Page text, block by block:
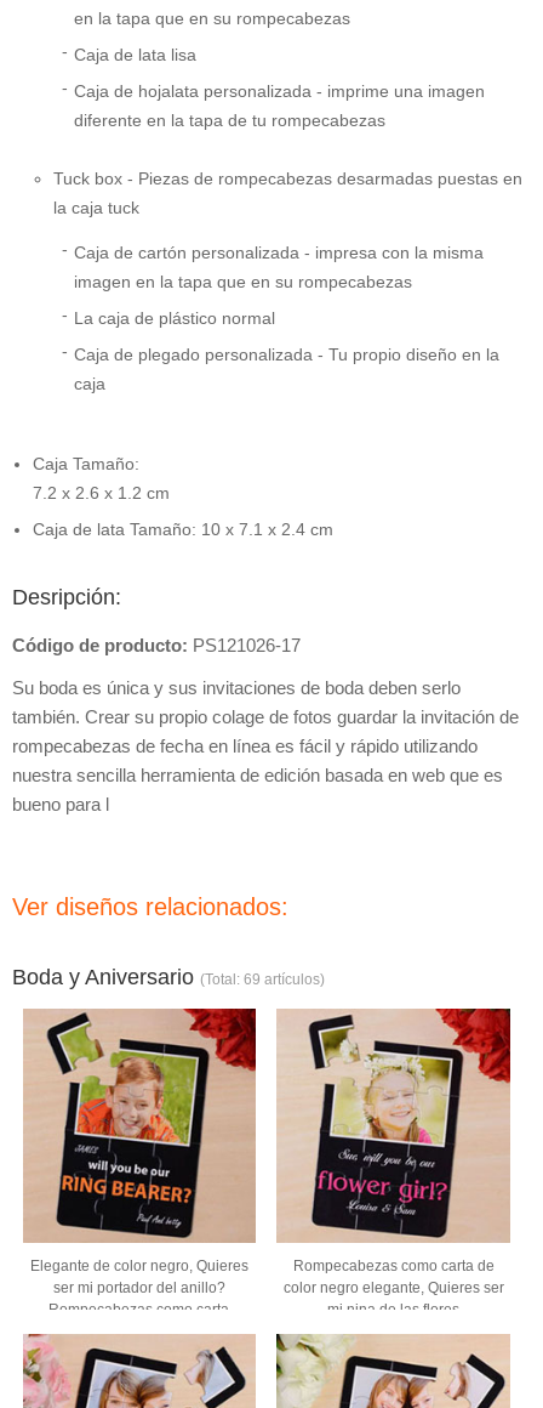
en la tapa que en su rompecabezas
Caja de lata lisa
Caja de hojalata personalizada - imprime una imagen
diferente en la tapa de tu rompecabezas
Tuck box - Piezas de rompecabezas desarmadas puestas en
la caja tuck
Caja de cartón personalizada - impresa con la misma
imagen en la tapa que en su rompecabezas
La caja de plástico normal
Caja de plegado personalizada - Tu propio diseño en la
caja
Caja Tamaño:
7.2 x 2.6 x 1.2 cm
Caja de lata Tamaño: 10 x 7.1 x 2.4 cm
Desripción:
Código de producto: PS121026-17
Su boda es única y sus invitaciones de boda deben serlo
también. Crear su propio colage de fotos guardar la invitación de
rompecabezas de fecha en línea es fácil y rápido utilizando
nuestra sencilla herramienta de edición basada en web que es
bueno para l
Ver diseños relacionados:
Boda y Aniversario (Total: 69 artículos)
Elegante de color negro, Quieres
ser mi portador del anillo?
Rompecabezas como carta
Rompecabezas como carta de
color negro elegante, Quieres ser
mi nina de las flores